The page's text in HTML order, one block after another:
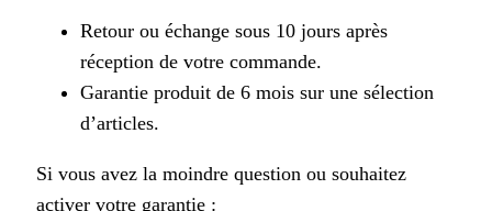
Retour ou échange sous 10 jours après
réception de votre commande.
Garantie produit de 6 mois sur une sélection
d’articles.
Si vous avez la moindre question ou souhaitez
activer votre garantie :